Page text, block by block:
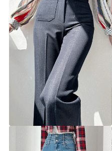
듀오 데님 포켓 부츠컷 슬랙스
▨리미티드 고별전 30%▨
pt4304 [26~29] 2color
30% 41,900원 59,900원